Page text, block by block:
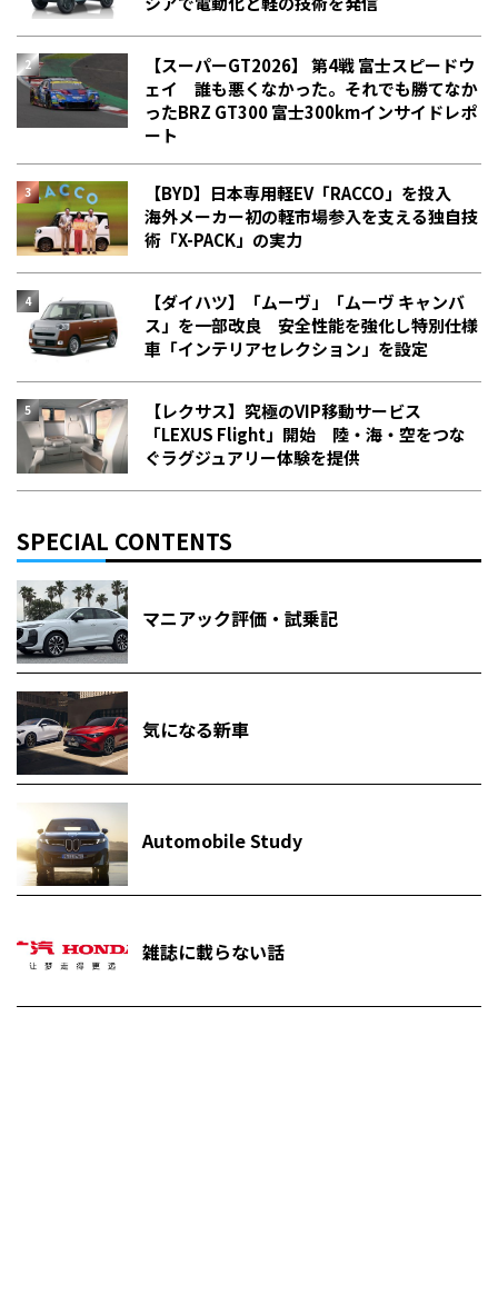
【スーパーGT2026】 第4戦 富士スピードウ
ェイ 誰も悪くなかった。それでも勝てなか
った――BRZ GT300 富士300kmインサイドレポ
ート
【BYD】日本専用軽EV「RACCO」を投入
海外メーカー初の軽市場参入を支える独自技
術「X-PACK」の実力
【ダイハツ】「ムーヴ」「ムーヴ キャンバ
ス」を一部改良 安全性能を強化し特別仕様
車「インテリアセレクション」を設定
【レクサス】究極のVIP移動サービス
「LEXUS Flight」開始 陸・海・空をつな
ぐラグジュアリー体験を提供
SPECIAL CONTENTS
マニアック評価・試乗記
気になる新車
Automobile Study
雑誌に載らない話